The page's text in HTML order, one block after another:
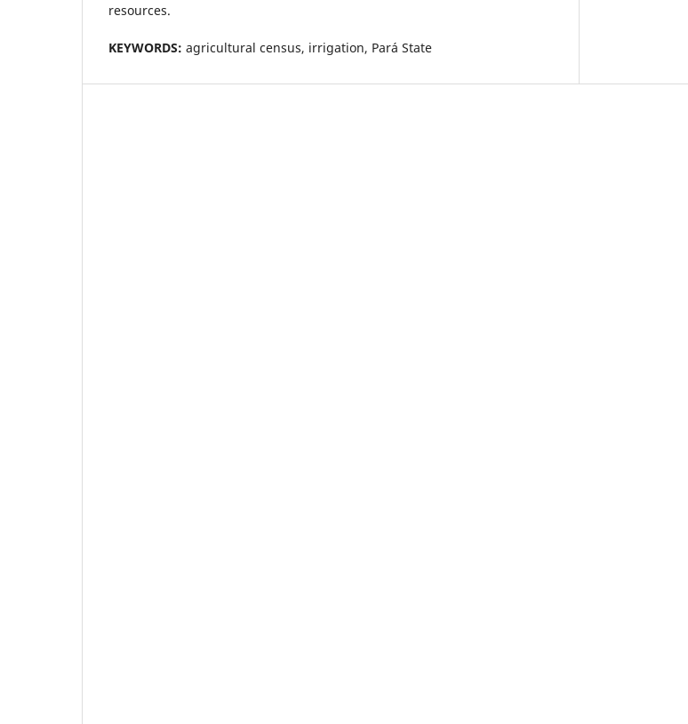
resources.
KEYWORDS: agricultural census, irrigation, Pará State